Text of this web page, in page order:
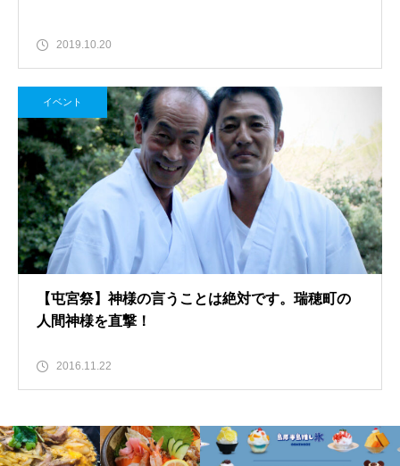
2019.10.20
イベント
【屯宮祭】神様の言うことは絶対です。瑞穂町の
人間神様を直撃！
2016.11.22